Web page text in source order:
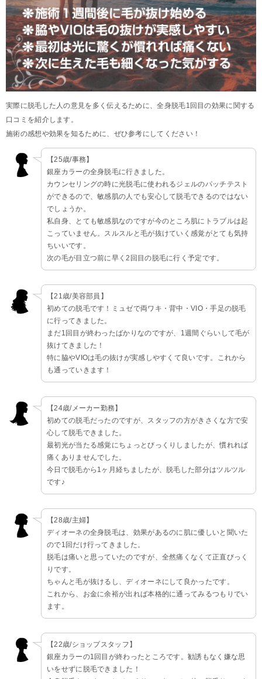
実際に脱毛した人の意見を多く伝えるために、全身脱毛1回目の効果に関する
口コミを紹介します。
施術の感想や効果を知るために、ぜひ参考にしてください！
【25歳/事務】
銀座カラーの全身脱毛に行きました。
カウンセリングの時に光脱毛に使われるジェルのパッチテスト
ができるので、敏感肌の人でも安心して脱毛できるのではない
でしょうか。
私自身、とても敏感肌なのですが今のところ肌にトラブルは起
こっていません。スルスルと毛が抜けていく感覚がとても気持
ちいいです。
次の毛が目立つ前に早く2回目の脱毛に行く予定です。
【21歳/美容部員】
初めての脱毛です！ミュゼで両ワキ・背中・VIO・手足の脱毛
に行ってきました。
まだ1回目が終わったばかりなのですが、1週間ぐらいして毛が
抜けてきました！
特に脇やVIOは毛の抜けが実感しやすくて良いです。これから
も通っていきます！
【24歳/メーカー勤務】
初めての脱毛だったのですが、スタッフの方がきさくな方で安
心して脱毛できました。
最初光が当たる感覚にちょっとびっくりしましたが、慣れれば
痛くありませんでした。
今日で脱毛から1ヶ月経ちましたが、脱毛した部分はツルツル
です♪
【28歳/主婦】
ディオーネの全身脱毛は、効果があるのに肌に優しいと聞いた
ので1回だけ行ってきました。
脱毛は痛いと思っていたのですが、全然痛くなくて正直びっく
りです。
ちゃんと毛が抜けるし、ディオーネにして良かったです。
これから、お金に余裕が出れば本格的に通ってみるつもりでい
ます。
【22歳/ショップスタッフ】
銀座カラーの1回目が終わったところです。勧誘もなく嫌な思
いをせずに脱毛できました！